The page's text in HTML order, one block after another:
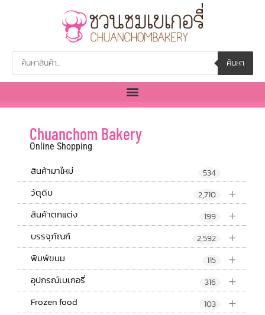
ค้นหา
Chuanchom Bakery
Online Shopping
สินค้ามาใหม่ 534
+
วัตุดิบ 2,710
+
สินค้าตกแต่ง 199
+
บรรจุภัณฑ์ 2,592
+
พิมพ์ขนม 115
+
อุปกรณ์เบเกอรี่ 316
+
Frozen food 103